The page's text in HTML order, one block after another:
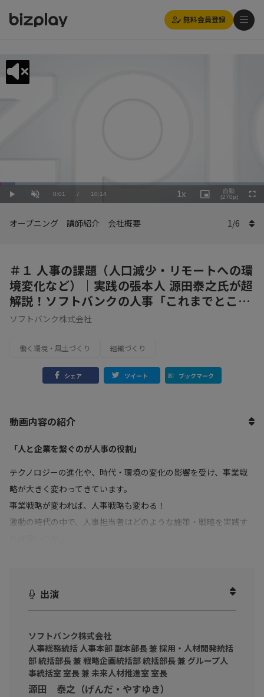
無料会員登録
Play UnmuteCurrent
0:01 / Duration
10:14
Loaded:
5.87%
1x
Rate
Picture-
in-
自動
(270p)
オープニング 講師紹介 会社概要 1/6
＃１ 人事の課題（人口減少・リモートへの環
境変化など）｜実践の張本人 源田泰之氏が超
解説！ソフトバンクの人事「これまでとこれ
から」
ソフトバンク株式会社
働く環境・風土づくり 組織づくり
シェア ツイート ブックマーク
動画内容の紹介
「人と企業を繋ぐのが人事の役割」
テクノロジーの進化や、時代・環境の変化の影響を受け、事業戦
略が大きく変わってきています。
事業戦略が変われば、人事戦略も変わる！
激動の時代の中で、人事担当者はどのような施策・戦略を実践す
HRアワード2019で企業人事部門個人の部で最優秀賞を受賞した、
ソフトバンク株式会社 源田 泰之氏 に、
頂きます。
海外から見た日本の人事課題として、最も奥が深いのは 「ジェン
ダーギャップ」です。
出演
ソフトバンク株式会社
人事総務統括 人事本部 副本部長 兼 採用・人材開発統括
部 統括部長 兼 戦略企画統括部 統括部長 兼 グループ人
事統括室 室長 兼 未来人材推進室 室長
源田 泰之（げんだ・やすゆき）